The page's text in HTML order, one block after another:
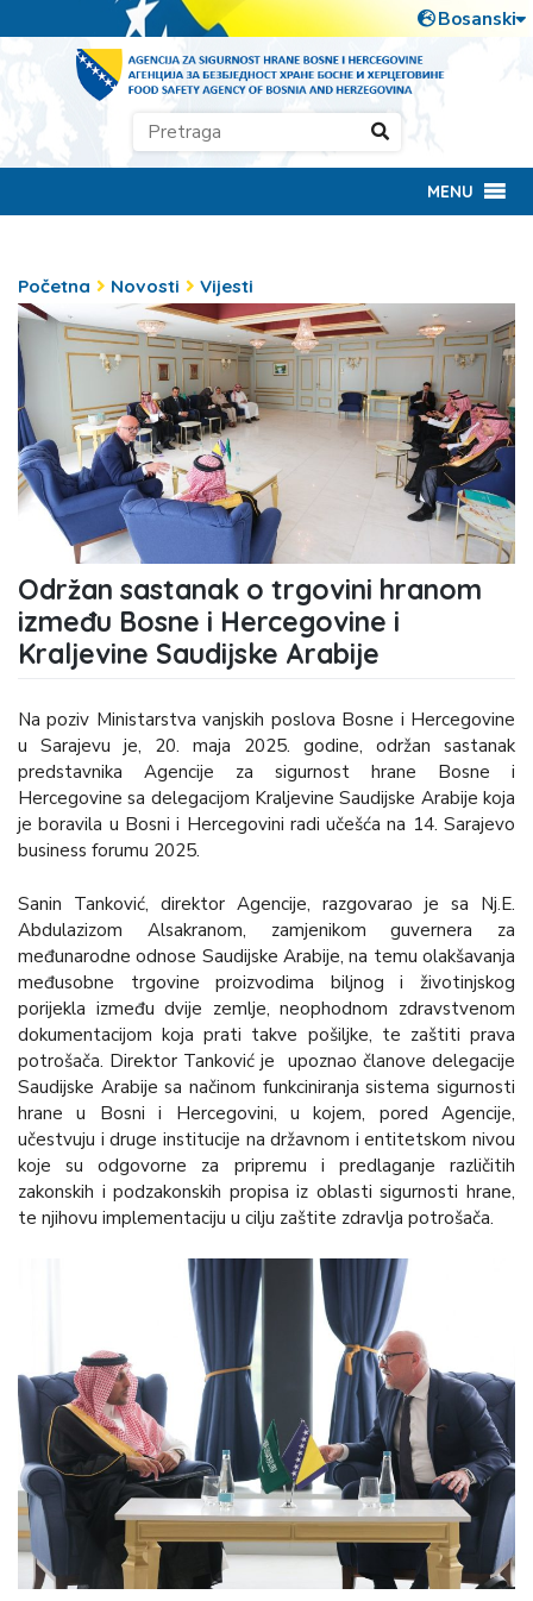
MENU
Početna Novosti Vijesti
Održan sastanak o trgovini hranom
između Bosne i Hercegovine i
Kraljevine Saudijske Arabije
Na poziv Ministarstva vanjskih poslova Bosne i Hercegovine
u Sarajevu je, 20. maja 2025. godine, održan sastanak
predstavnika Agencije za sigurnost hrane Bosne i
Hercegovine sa delegacijom Kraljevine Saudijske Arabije koja
je boravila u Bosni i Hercegovini radi učešća na 14. Sarajevo
business forumu 2025.
Sanin Tanković, direktor Agencije, razgovarao je sa Nj.E.
Abdulazizom Alsakranom, zamjenikom guvernera za
međunarodne odnose Saudijske Arabije, na temu olakšavanja
međusobne trgovine proizvodima biljnog i životinjskog
porijekla između dvije zemlje, neophodnom zdravstvenom
dokumentacijom koja prati takve pošiljke, te zaštiti prava
potrošača. Direktor Tanković je upoznao članove delegacije
Saudijske Arabije sa načinom funkciniranja sistema sigurnosti
hrane u Bosni i Hercegovini, u kojem, pored Agencije,
učestvuju i druge institucije na državnom i entitetskom nivou
koje su odgovorne za pripremu i predlaganje različitih
zakonskih i podzakonskih propisa iz oblasti sigurnosti hrane,
te njihovu implementaciju u cilju zaštite zdravlja potrošača.